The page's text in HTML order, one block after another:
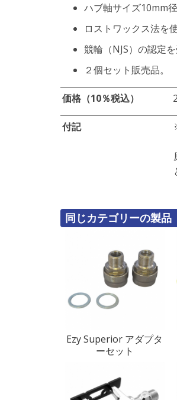
ハブ軸サイズ10mm
ロストワックス法を
競輪（NJS）の認定
２個セット販売品。
価格（10％税込）
付記
同じカテゴリーの製品
Ezy Superior アダプタ
ーセット